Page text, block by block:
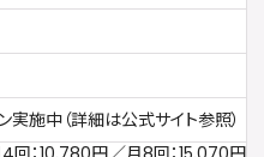
施中（詳細は公式サイト参照）